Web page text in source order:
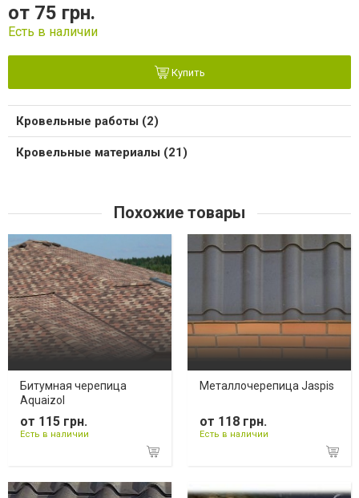
от 75 грн.
Есть в наличии
Купить
Кровельные работы (2)
Кровельные материалы (21)
Похожие товары
Битумная черепица
Aquaizol
от 115 грн.
Есть в наличии
Металлочерепица Jaspis
от 118 грн.
Есть в наличии